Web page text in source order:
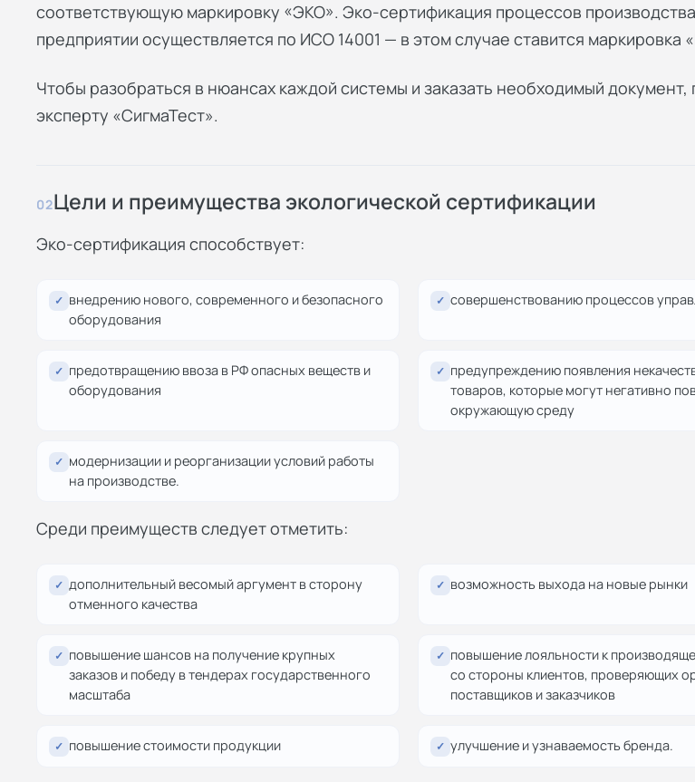
соответствующую маркировку «ЭКО». Эко-сертификация процессов
предприятии осуществляется по ИСО 14001 — в этом случае ставится маркировка
Чтобы разобраться в нюансах каждой системы и заказать необходимый документ,
эксперту «СигмаТест».
02Цели и преимущества экологической сертификации
Эко-сертификация способствует:
✓ внедрению нового, современного и безопасного
оборудования
✓ совершенствованию процессов
✓ предотвращению ввоза в РФ опасных веществ и
оборудования
✓ предупреждению появления
товаров, которые могут негативно
окружающую среду
✓ модернизации и реорганизации условий работы
на производстве.
Среди преимуществ следует отметить:
✓ дополнительный весомый аргумент в сторону
отменного качества
✓ возможность выхода на новые рынки
✓ повышение шансов на получение крупных
заказов и победу в тендерах государственного
масштаба
✓ повышение лояльности к
со стороны клиентов, проверяющих
поставщиков и заказчиков
✓ повышение стоимости продукции ✓ улучшение и узнаваемость бренда.